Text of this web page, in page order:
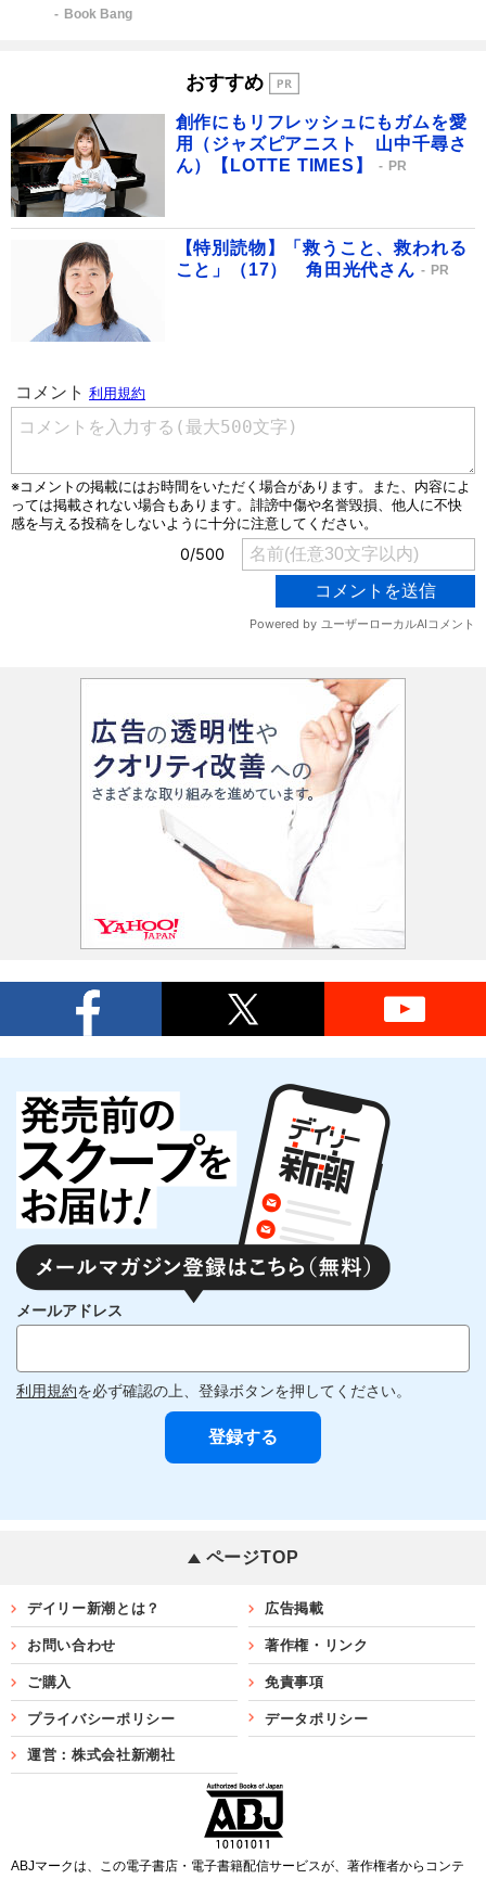
Book Bang
おすすめ
創作にもリフレッシュにもガムを愛
用（ジャズピアニスト 山中千尋さ
ん）【LOTTE TIMES】
PR
【特別読物】「救うこと、救われる
こと」（17） 角田光代さん
PR
メールアドレス
利用規約を必ず確認の上、登録ボタンを押してください。
ページTOP
デイリー新潮とは？ 広告掲載
お問い合わせ 著作権・リンク
ご購入 免責事項
プライバシーポリシー データポリシー
運営：株式会社新潮社
ABJマークは、この電子書店・電子書籍配信サービスが、著作権者からコンテ